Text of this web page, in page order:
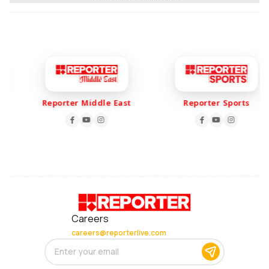
Reporter Middle East Reporter Sports
Careers
careers@reporterlive.com